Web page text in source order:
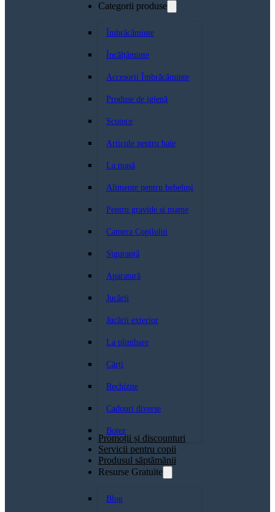
Categorii produse
Îmbrăcăminte
Încălțăminte
Accesorii Îmbrăcăminte
Produse de igienă
Scutece
Articole pentru baie
La masă
Alimente pentru bebeluși
Pentru gravide si mame
Camera Copilului
Siguranță
Aparatură
Jucării
Jucării exterior
La plimbare
Cărți
Rechizite
Cadouri diverse
Botez
Promoții și discounturi
Servicii pentru copii
Produsul săptămănii
Resurse Gratuite
Blog